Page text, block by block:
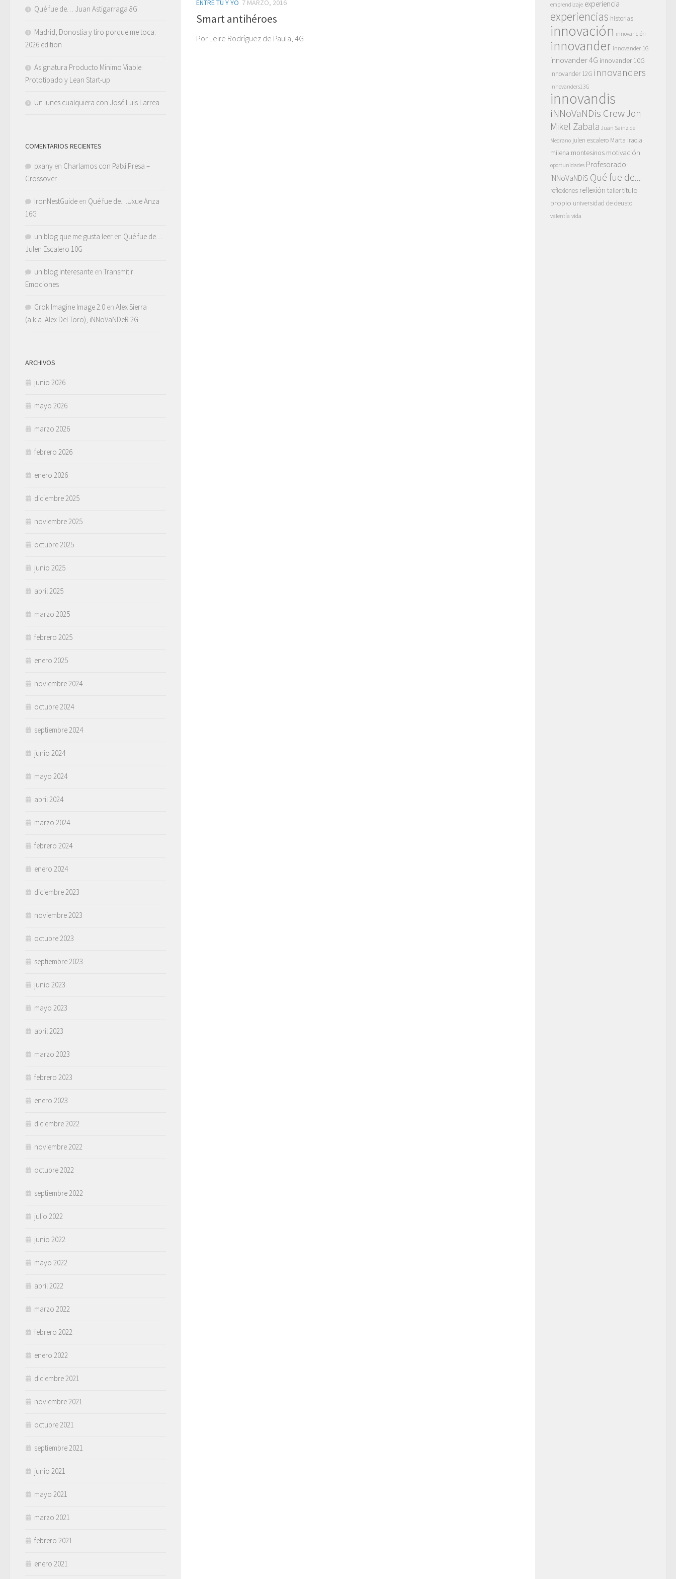
ENTRE TÚ Y YO 7 MARZO, 2016
Smart antihéroes
Por Leire Rodríguez de Paula, 4G
Qué fue de… Juan Astigarraga 8G
Madrid, Donostia y tiro porque me toca:
2026 edition
Asignatura Producto Mínimo Viable:
Prototipado y Lean Start-up
Un lunes cualquiera con José Luis Larrea
COMENTARIOS RECIENTES
pxany en Charlamos con Patxi Presa –
Crossover
IronNestGuide en Qué fue de…Uxue Anza
16G
un blog que me gusta leer en Qué fue de…
Julen Escalero 10G
un blog interesante en Transmitir
Emociones
Grok Imagine Image 2.0 en Alex Sierra
(a.k.a. Alex Del Toro), iNNoVaNDeR 2G
ARCHIVOS
junio 2026
mayo 2026
marzo 2026
febrero 2026
enero 2026
diciembre 2025
noviembre 2025
octubre 2025
junio 2025
abril 2025
marzo 2025
febrero 2025
enero 2025
noviembre 2024
octubre 2024
septiembre 2024
junio 2024
mayo 2024
abril 2024
marzo 2024
febrero 2024
enero 2024
diciembre 2023
noviembre 2023
octubre 2023
septiembre 2023
junio 2023
mayo 2023
abril 2023
marzo 2023
febrero 2023
enero 2023
diciembre 2022
noviembre 2022
octubre 2022
septiembre 2022
julio 2022
junio 2022
mayo 2022
abril 2022
marzo 2022
febrero 2022
enero 2022
diciembre 2021
noviembre 2021
octubre 2021
septiembre 2021
junio 2021
mayo 2021
marzo 2021
febrero 2021
enero 2021
emprendizaje experiencia
experiencias historias
innovación innovanción
innovander innovander 1G
innovander 4G innovander 10G
innovander 12G innovanders
innovanders13G
innovandis
iNNoVaNDis CrewJon
Mikel Zabala Juan Sainz de
Medrano julen escalero Marta Iraola
milena montesinos motivación
oportunidades Profesorado
iNNoVaNDiS Qué fue de...
reflexiones reflexión tallertitulo
propio universidad de deusto
valentía vida